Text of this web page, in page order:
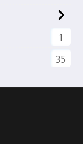
1
35